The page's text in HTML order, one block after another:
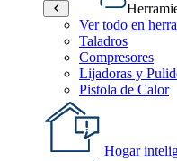
Ver todo en
Taladros
Compresores
Lijadoras y
Pistola de Calor
Hogar